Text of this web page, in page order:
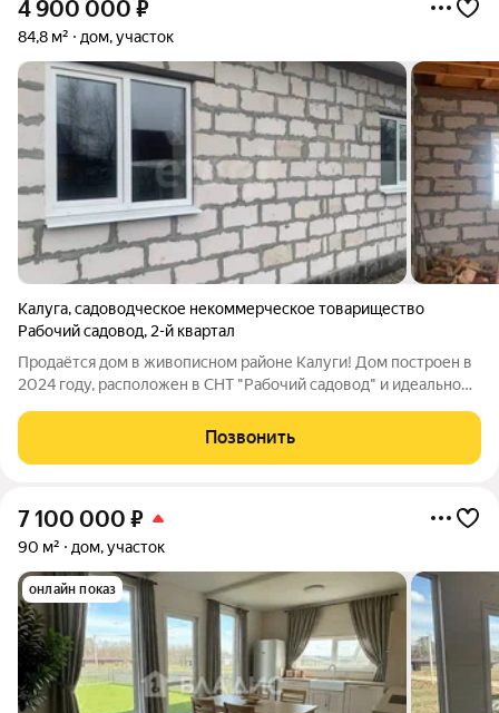
4 900 000 ₽
84,8 м² дом, участок
Калуга,садоводческое некоммерческое товарищество
Рабочий садовод, 2-й квартал
Продаётся дом в живописном районе Калуги! Дом построен в
2024 году, расположен в СНТ "Рабочий садовод" и идеально
качественных
Позвонить
7 100 000 ₽
90 м² дом, участок
онлайн показ